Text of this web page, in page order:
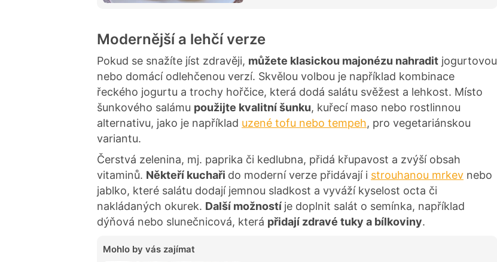
Modernější a lehčí verze
Pokud se snažíte jíst zdravěji, můžete klasickou majonézu nahradit jogurtovou
nebo domácí odlehčenou verzí. Skvělou volbou je například kombinace
řeckého jogurtu a trochy hořčice, která dodá salátu svěžest a lehkost. Místo
šunkového salámu použijte kvalitní šunku, kuřecí maso nebo rostlinnou
alternativu, jako je například uzené tofu nebo tempeh, pro vegetariánskou
variantu.
Čerstvá zelenina, mj. paprika či kedlubna, přidá křupavost a zvýší obsah
vitaminů. Někteří kuchaři do moderní verze přidávají i strouhanou mrkev nebo
jablko, které salátu dodají jemnou sladkost a vyváží kyselost octa či
nakládaných okurek. Další možností je doplnit salát o semínka, například
dýňová nebo slunečnicová, která přidají zdravé tuky a bílkoviny.
Mohlo by vás zajímat